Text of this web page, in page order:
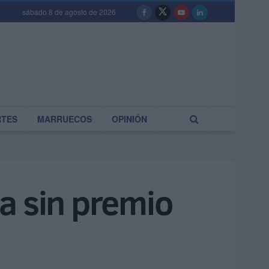
sábado 8 de agosto de 2026
MARRUECOS OPINIÓN
sin premio